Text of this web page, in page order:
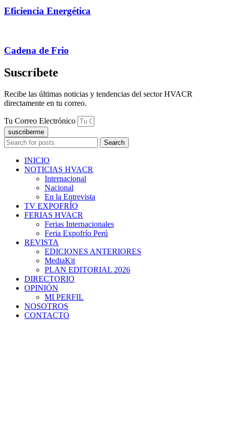
Eficiencia Energética
Cadena de Frio
Suscríbete
Recibe las últimas noticias y tendencias del sector HVACR
directamente en tu correo.
Tu Correo Electrónico
suscriberme
Search
INICIO
NOTICIAS HVACR
Internacional
Nacional
En la Entrevista
TV EXPOFRÍO
FERIAS HVACR
Ferias Internacionales
Feria Expofrío Perú
REVISTA
EDICIONES ANTERIORES
MediaKit
PLAN EDITORIAL 2026
DIRECTORIO
OPINIÓN
MI PERFIL
NOSOTROS
CONTACTO